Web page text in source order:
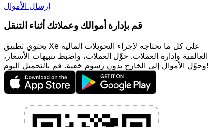
إرسال الأموال
قم بإدارة أموالك وعملاتك أثناء التنقل
يحتوي تطبيق Xe على كل ما تحتاجه لإجراء التحويلات المالية
العالمية وإدارة العملات. حوِّل العملات، واضبط تنبيهات الأسعار،
وحوِّل الأموال إلى الخارج بدون رسوم خفية. قم بالتحميل اليوم!